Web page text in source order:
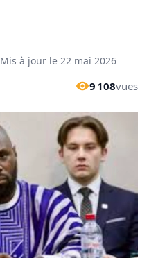
Mis à jour le 22 mai 2026
9 108vues